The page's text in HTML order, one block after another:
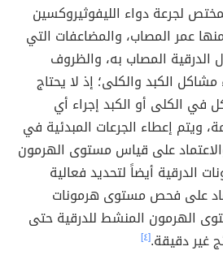
لجرعة دواء الليفوثيروكسين
عمر المصاب، والمضاعفات التي
الدرقية المصاب به، والظروف
مشاكل الكبد والكلى؛ إذ لا يحتاج
الكلى أو الكبد إجراء أي
ويتم إعطاء الجرعات المبدئية في
على قياس مستوى الهرمون
الدرقية أيضاً لتحديد فعالية
على فحص مستوى هرمونات
الهرمون المنشط للدرقية حتى
غير دقيقة.[٤]